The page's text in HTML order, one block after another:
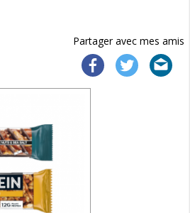
Partager avec mes amis